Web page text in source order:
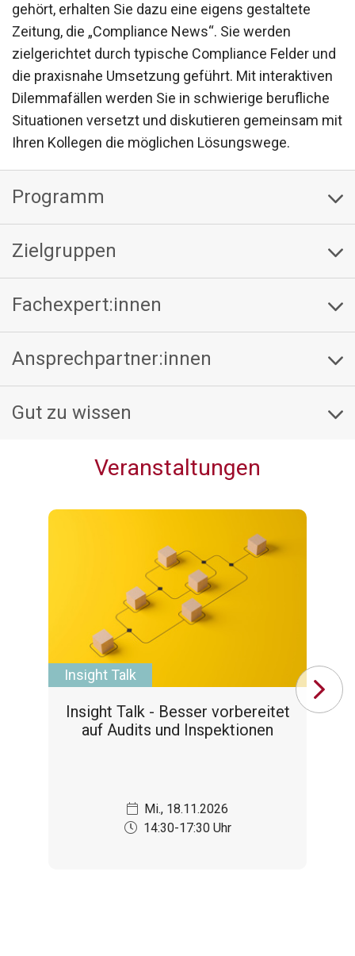
gehört, erhalten Sie dazu eine eigens gestaltete
Zeitung, die „Compliance News“. Sie werden
zielgerichtet durch typische Compliance Felder und
die praxisnahe Umsetzung geführt. Mit interaktiven
Dilemmafällen werden Sie in schwierige berufliche
Situationen versetzt und diskutieren gemeinsam mit
Ihren Kollegen die möglichen Lösungswege.
Programm
Zielgruppen
Fachexpert:innen
Ansprechpartner:innen
Gut zu wissen
Veranstaltungen
Insight Talk
Insight Talk - Besser vorbereitet
auf Audits und Inspektionen
Mi., 18.11.2026
14:30-17:30 Uhr